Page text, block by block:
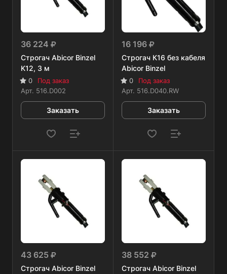
36 224
Строгач Abicor Binzel
K12, 3 м
0
Под заказ
Арт. 516.D002
Заказать
16 196
Строгач К16 без кабеля
Abicor Binzel
0
Под заказ
Арт. 516.D040.RW
Заказать
43 625
Строгач Abicor Binzel
38 552
Строгач Abicor Binzel